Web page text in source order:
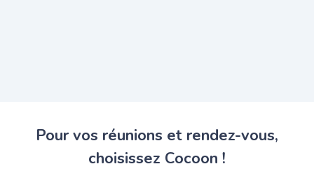
Pour vos réunions et rendez-vous,
choisissez Cocoon !